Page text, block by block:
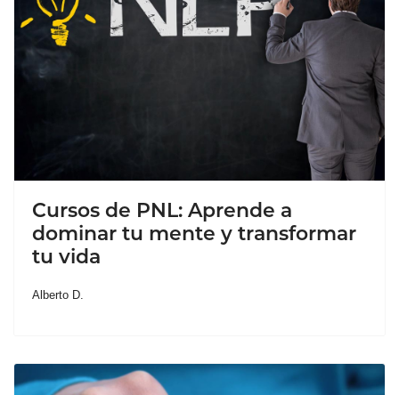
Cursos de PNL: Aprende a
dominar tu mente y transformar
tu vida
Alberto D.